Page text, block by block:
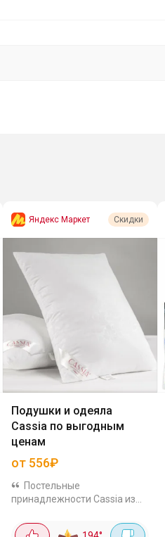
Яндекс Маркет Скидки
Подушки и одеяла
Cassia по выгодным
ценам
от 556₽
Постельные
принадлежности Cassia из
материалов, все изделия